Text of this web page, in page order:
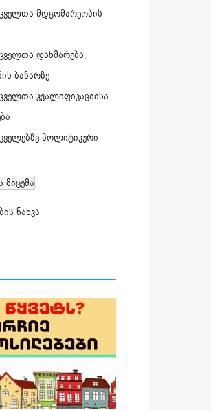
მდგომარეობის
დახმარება,
ბაზარზე
კვალიფიკაციისა
პოლიტიკური
ნახვა